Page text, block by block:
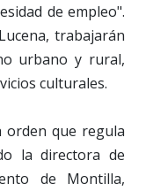
de empleo".
trabajarán
urbano y rural,
culturales.
orden que regula
la directora de
de Montilla,